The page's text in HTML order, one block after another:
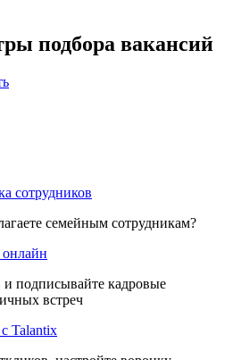
подбора вакансий
сотрудников
семейным сотрудникам?
и подписывайте кадровые
встреч
Talantix